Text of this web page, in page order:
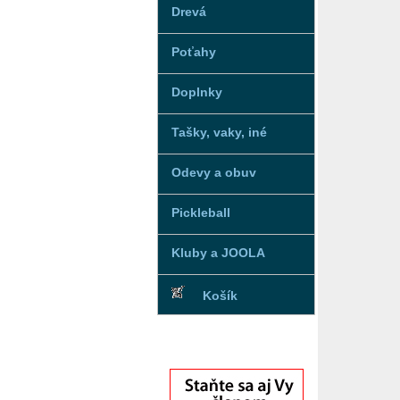
Drevá
Poťahy
Doplnky
Tašky, vaky, iné
Odevy a obuv
Pickleball
Kluby a JOOLA
Košík